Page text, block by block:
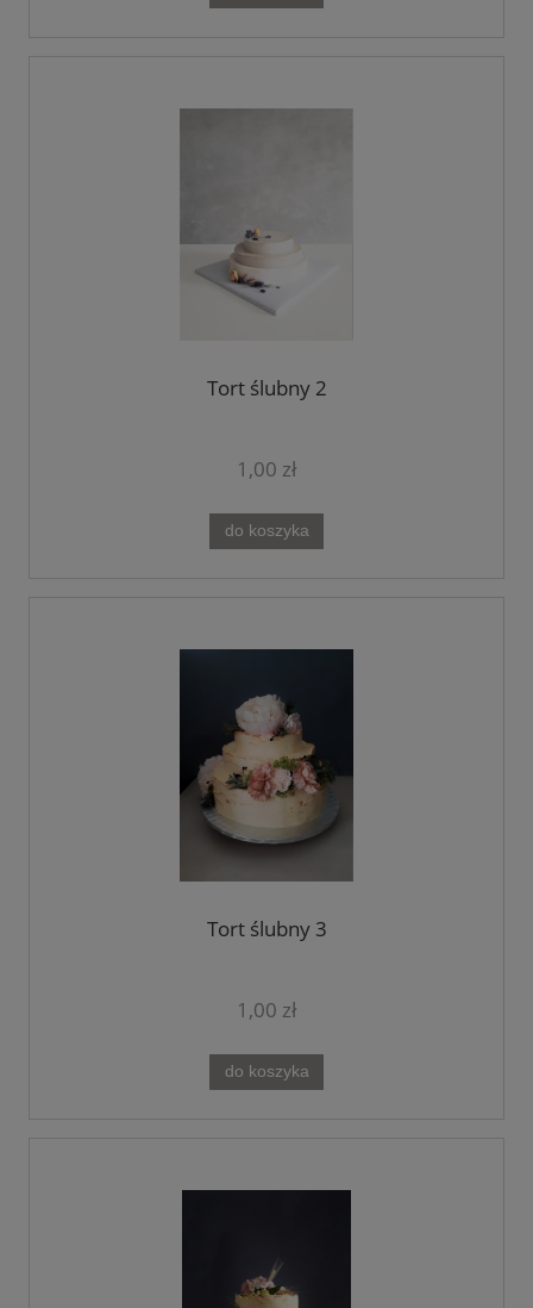
Tort ślubny 2
1,00 zł
do koszyka
Tort ślubny 3
1,00 zł
do koszyka